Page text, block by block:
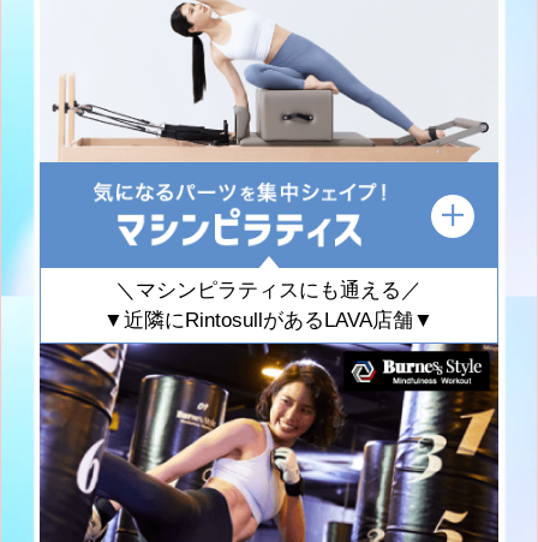
＼マシンピラティスにも通える／
▼近隣にRintosullがあるLAVA店舗▼